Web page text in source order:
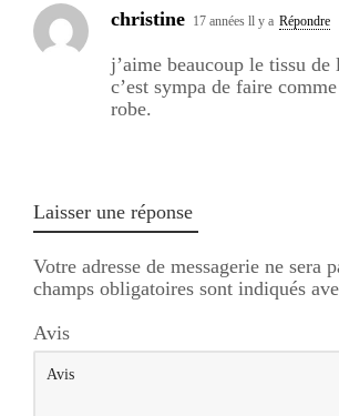
christine 17 années ll y a Répondre
j’aime beaucoup le tissu
c’est sympa de faire
robe.
Laisser une réponse
Votre adresse de messagerie ne sera
champs obligatoires sont indiqués
Avis